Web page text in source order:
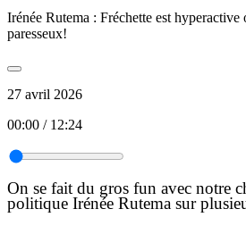
Irénée Rutema : Fréchette est
paresseux!
27 avril 2026
00:00 / 12:24
On se fait du gros fun avec notre
politique Irénée Rutema sur